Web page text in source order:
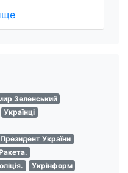
Зеленський
Українці
Президент України
Укрінформ